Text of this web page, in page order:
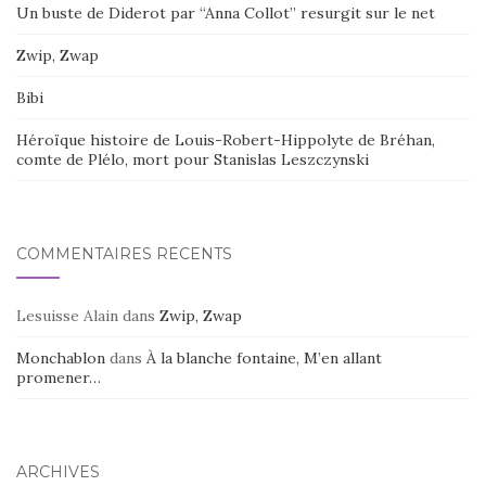
Un buste de Diderot par “Anna Collot” resurgit sur le net
Zwip, Zwap
Bibi
Héroïque histoire de Louis-Robert-Hippolyte de Bréhan,
comte de Plélo, mort pour Stanislas Leszczynski
COMMENTAIRES RÉCENTS
Lesuisse Alain dans Zwip, Zwap
Monchablon dans À la blanche fontaine, M’en allant
promener…
ARCHIVES